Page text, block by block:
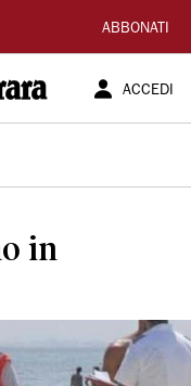
ABBONATI
ACCEDI
in